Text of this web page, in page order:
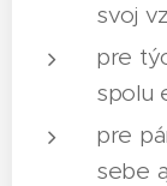
svoj
pre
spolu
pre
sebe